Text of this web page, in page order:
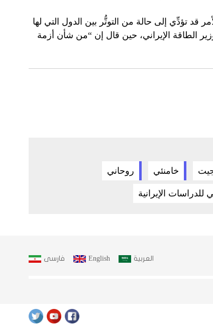
قد تؤدِّي إلى حالة من التوتُّر بين الدول التي لها
الطاقة الإيراني، حين قال إن “من شأن أزمة
خامنئي روحاني
للدراسات الإيرانية
العربية English فارسى